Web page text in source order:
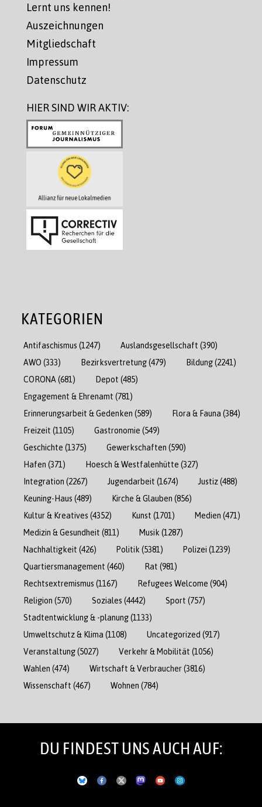
Lernt uns kennen!
Auszeichnungen
Mitgliedschaft
Impressum
Datenschutz
HIER SIND WIR AKTIV:
KATEGORIEN
Antifaschismus (1247) Auslandsgesellschaft (390)
AWO (333) Bezirksvertretung(479) Bildung(2241)
CORONA (681) Depot (485)
Engagement & Ehrenamt (781)
Erinnerungsarbeit & Gedenken (589) Flora & Fauna (384)
Freizeit (1105) Gastronomie (549)
Geschichte (1375) Gewerkschaften (590)
Hafen (371) Hoesch & Westfalenhütte (327)
Integration (2267) Jugendarbeit (1674) Justiz(488)
Keuning-Haus (489) Kirche & Glauben (856)
Kultur & Kreatives (4352) Kunst (1701) Medien (471)
Medizin & Gesundheit (811) Musik (1287)
Nachhaltigkeit (426) Politik (5381) Polizei (1239)
Quartiersmanagement (460) Rat (981)
Rechtsextremismus (1167) Refugees Welcome (904)
Religion (570) Soziales (4442) Sport (757)
Stadtentwicklung & -planung(1133)
Umweltschutz & Klima (1108) Uncategorized (917)
Veranstaltung(5027) Verkehr & Mobilität (1056)
Wahlen (474) Wirtschaft & Verbraucher(3816)
Wissenschaft (467) Wohnen (784)
DU FINDEST UNS AUCH AUF: